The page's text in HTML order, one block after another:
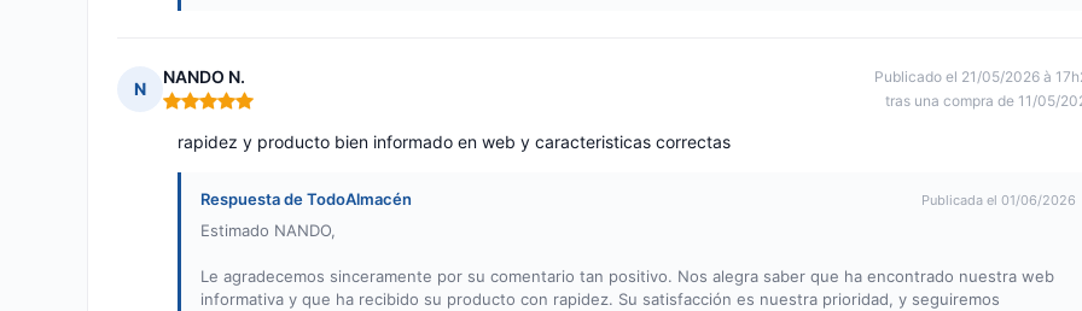
N
NANDO N.
Nota: 5 de 5
Publicado el 21/05/2026 à
tras una compra de 11/05/
rapidez y producto bien informado en web y caracteristicas correctas
Respuesta de TodoAlmacén Publicada el 01/06/2026
Estimado NANDO,
Le agradecemos sinceramente por su comentario tan positivo. Nos alegra saber que ha encontrado nuestra web
informativa y que ha recibido su producto con rapidez. Su satisfacción es nuestra prioridad, y seguiremos